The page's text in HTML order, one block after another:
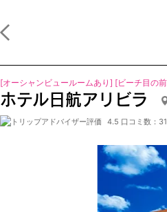
[オーシャンビュールームあり] [ビーチ目の
ホテル日航アリビラ
4.5 口コミ数：